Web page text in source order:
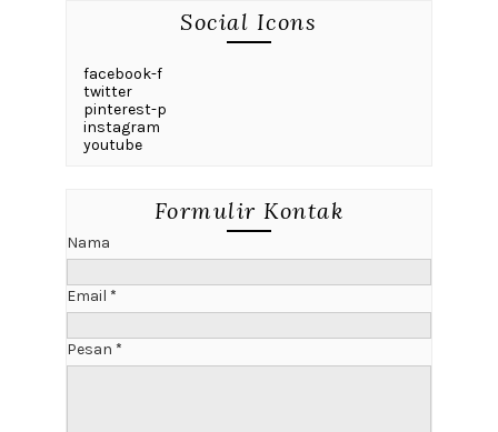
Social Icons
facebook-f
twitter
pinterest-p
instagram
youtube
Formulir Kontak
Nama
Email *
Pesan *